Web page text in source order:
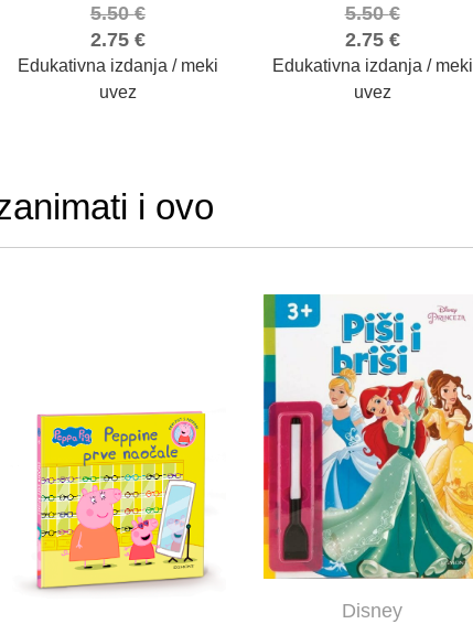
2.75 €
5.50€
Edukativna izdanja / meki
uvez
2.75 €
5.50€
Edukativna izdanja / meki
uvez
i ovo
Disney